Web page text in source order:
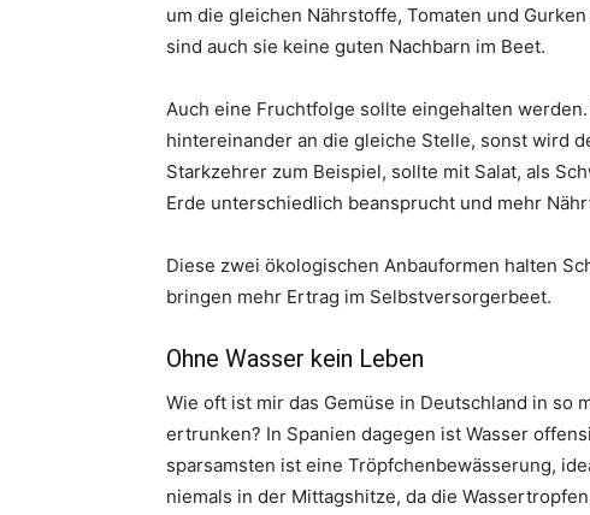
um die gleichen Nährstoffe, Tomaten und
sind auch sie keine guten Nachbarn im Beet.
Auch eine Fruchtfolge sollte eingehalten
hintereinander an die gleiche Stelle, sonst wird
Starkzehrer zum Beispiel, sollte mit Salat, als
Erde unterschiedlich beansprucht und mehr
Diese zwei ökologischen Anbauformen halten
bringen mehr Ertrag im Selbstversorgerbeet.
Ohne Wasser kein Leben
Wie oft ist mir das Gemüse in Deutschland in so
ertrunken? In Spanien dagegen ist Wasser
sparsamsten ist eine Tröpfchenbewässerung,
niemals in der Mittagshitze, da die